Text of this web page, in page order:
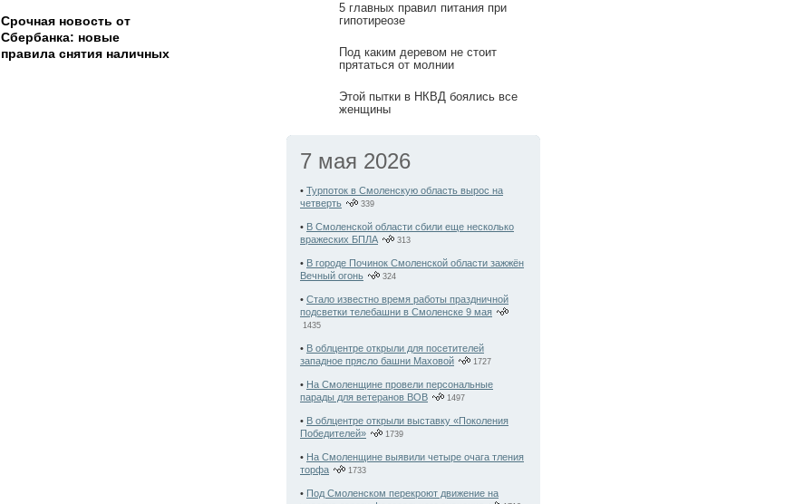
Срочная новость от
Сбербанка: новые
правила снятия наличных
5 главных правил питания при
гипотиреозе
Под каким деревом не стоит
прятаться от молнии
Этой пытки в НКВД боялись все
женщины
7 мая 2026
• Турпоток в Смоленскую область вырос на
четверть
339
• В Смоленской области сбили еще несколько
вражеских БПЛА
313
• В городе Починок Смоленской области зажжён
Вечный огонь
324
• Стало известно время работы праздничной
подсветки телебашни в Смоленске 9 мая
1435
• В облцентре открыли для посетителей
западное прясло башни Маховой
1727
• На Смоленщине провели персональные
парады для ветеранов ВОВ
1497
• В облцентре открыли выставку «Поколения
Победителей»
1739
• На Смоленщине выявили четыре очага тления
торфа
1733
• Под Смоленском перекроют движение на